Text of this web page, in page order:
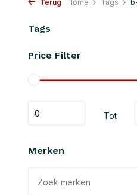
Terug Home Tags
Tags
Price Filter
Tot
Merken